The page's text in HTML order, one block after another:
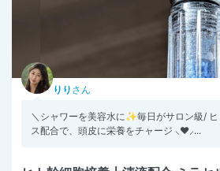
りり さん
＼シャワーを美容水に✨毎日がサロン級/
ス配合で、頭皮に栄養をチャージ ⸜❤︎⸝...